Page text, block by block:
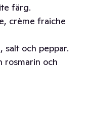
färg.
crème fraiche
salt och peppar.
rosmarin och